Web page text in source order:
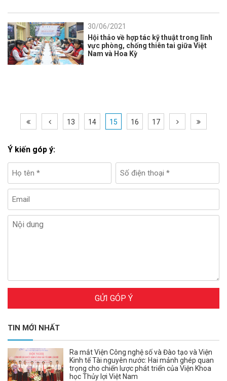
30/06/2021
Hội thảo về hợp tác kỹ thuật trong lĩnh
vực phòng, chống thiên tai giữa Việt
Nam và Hoa Kỳ
13 14 15 16 17
Ý kiến góp ý:
GỬI GÓP Ý
TIN MỚI NHẤT
Ra mắt Viện Công nghệ số và Đào tạo và Viện
Kinh tế Tài nguyên nước: Hai mảnh ghép quan
trọng cho chiến lược phát triển của Viện Khoa
học Thủy lợi Việt Nam